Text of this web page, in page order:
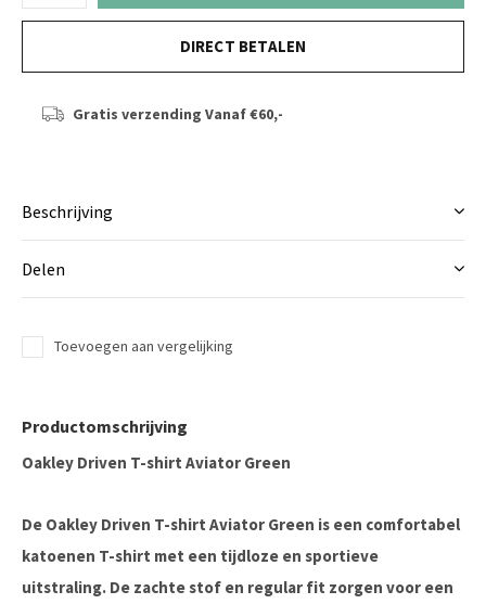
DIRECT BETALEN
Gratis verzending Vanaf €60,-
Beschrijving
Delen
Toevoegen aan vergelijking
Productomschrijving
Oakley Driven T-shirt Aviator Green
De Oakley Driven T-shirt Aviator Green is een comfortabel
katoenen T-shirt met een tijdloze en sportieve
uitstraling. De zachte stof en regular fit zorgen voor een